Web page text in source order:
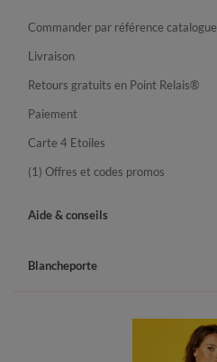
Commander par référence catalogue
Livraison
Retours gratuits en Point Relais®
Paiement
Carte 4 Etoiles
(1) Offres et codes promos
Aide & conseils
Blancheporte